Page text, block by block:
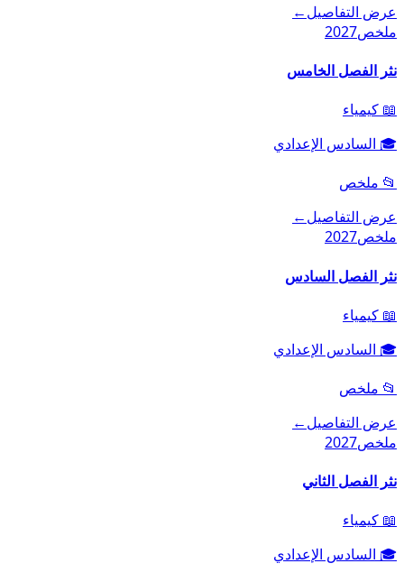
عرض التفاصيل←
ملخص2027
نثر الفصل الخامس
📖 كيمياء
🎓 السادس الإعدادي
📂 ملخص
عرض التفاصيل←
ملخص2027
نثر الفصل السادس
📖 كيمياء
🎓 السادس الإعدادي
📂 ملخص
عرض التفاصيل←
ملخص2027
نثر الفصل الثاني
📖 كيمياء
🎓 السادس الإعدادي